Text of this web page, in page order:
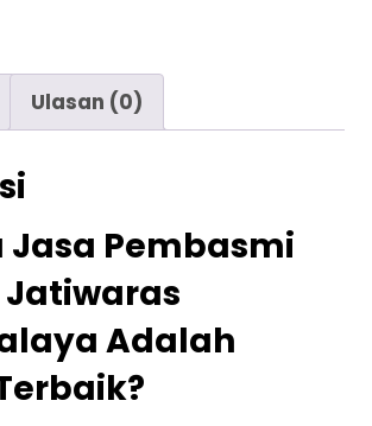
Ulasan (0)
Jasa Pembasmi
Jatiwaras
Adalah